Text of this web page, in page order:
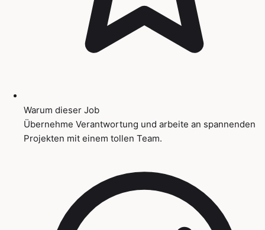
Warum dieser Job
Übernehme Verantwortung und arbeite an spannenden
Projekten mit einem tollen Team.